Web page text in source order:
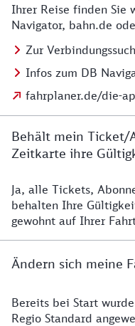
Ihrer Reise finden Sie
Navigator, bahn.de
Zur
Infos zum DB
fahrplaner.de/die-
Behält mein Ticket/
Zeitkarte ihre
Details zur Zeitkarte
Ja, alle Tickets,
behalten Ihre
gewohnt auf Ihrer
Ändern sich meine
Details zu
Bereits bei Start
Regio Standard